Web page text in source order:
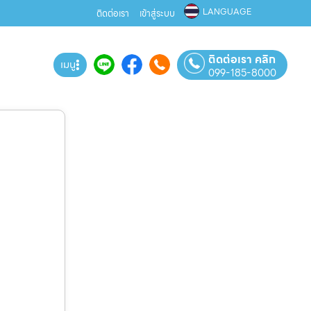
ติดต่อเรา เข้าสู่ระบบ LANGUAGE
เมนู ติดต่อเรา คลิก
099-185-8000